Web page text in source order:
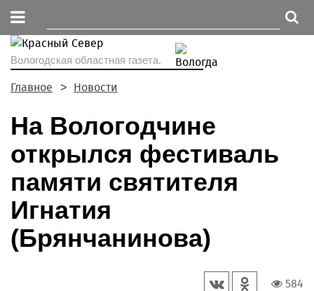
Вологодская областная газета.
Главное Новости
На Вологодчине
открылся фестиваль
памяти святителя
Игнатия
(Брянчанинова)
584